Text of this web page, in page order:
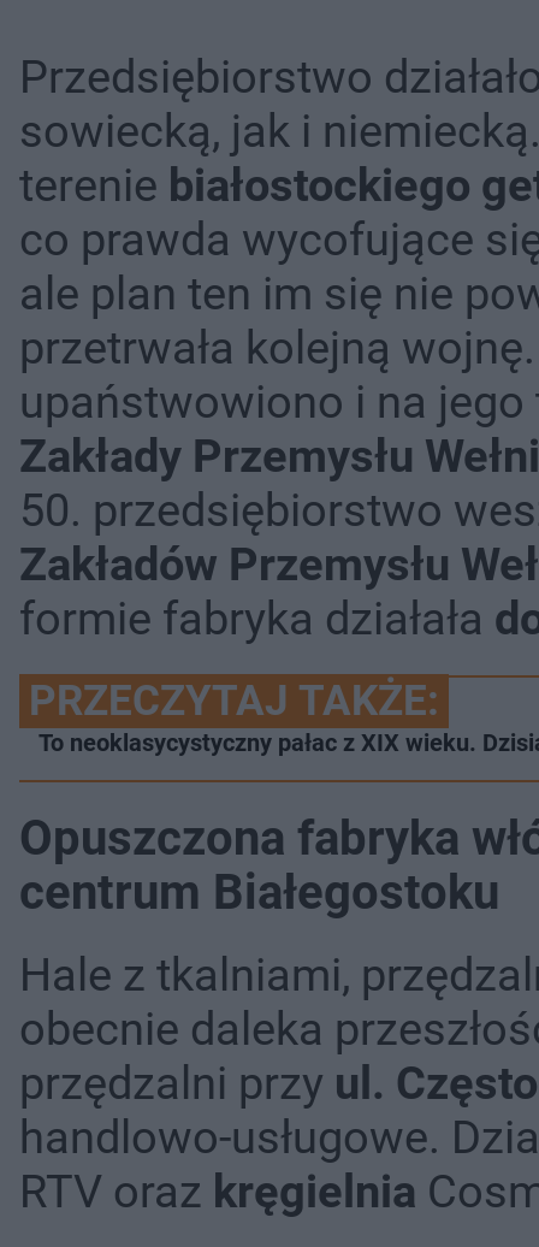
Przedsiębiorstwo
sowiecką, jak i
terenie białostockiego
co prawda wycofujące
ale plan ten im się nie
przetrwała kolejną
upaństwowiono i na
Zakłady Przemysłu
50. przedsiębiorstwo
Zakładów Przemysłu
formie fabryka działała
PRZECZYTAJ TAKŻE:
To neoklasycystyczny pałac z XIX wieku.
Opuszczona fabryka
centrum Białegostoku
Hale z tkalniami,
obecnie daleka
przędzalni przy ul.
handlowo-usługowe.
RTV oraz kręgielnia